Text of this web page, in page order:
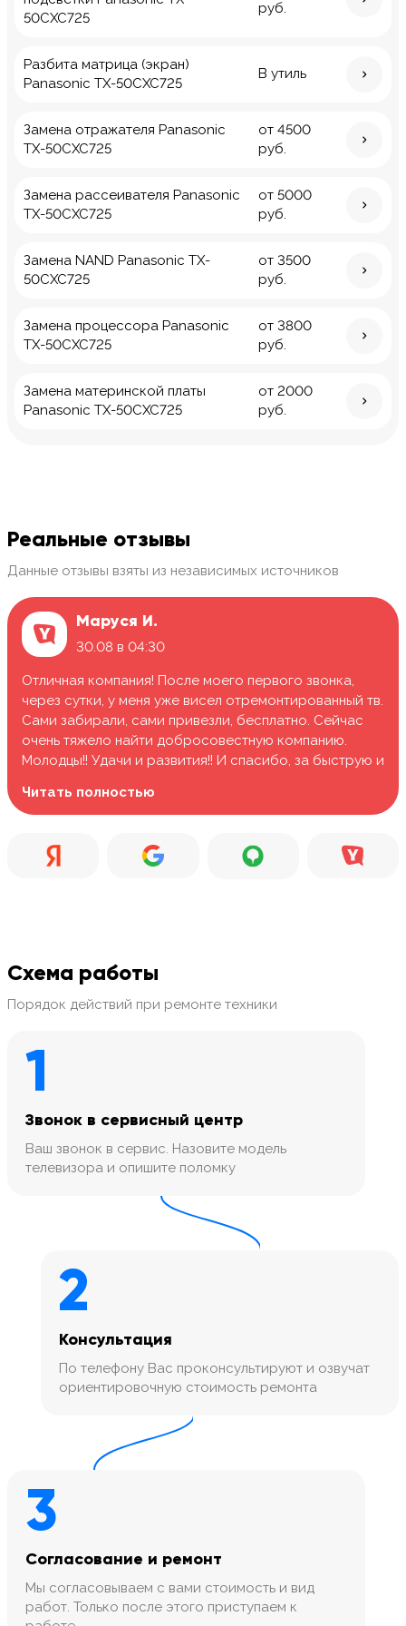
50CXC725
руб.
Разбита матрица (экран)
Panasonic TX-50CXC725
В утиль
Замена отражателя Panasonic
TX-50CXC725
от 4500
руб.
Замена рассеивателя Panasonic
TX-50CXC725
от 5000
руб.
Замена NAND Panasonic TX-
50CXC725
от 3500
руб.
Замена процессора Panasonic
TX-50CXC725
от 3800
руб.
Замена материнской платы
Panasonic TX-50CXC725
от 2000
руб.
Реальные отзывы
Данные отзывы взяты из независимых источников
Маруся И.
30.08 в 04:30
Отличная компания! После моего первого звонка,
через сутки, у меня уже висел отремонтированный тв.
Сами забирали, сами привезли, бесплатно. Сейчас
очень тяжело найти добросовестную компанию.
Молодцы!! Удачи и развития!! И спасибо, за быструю и
Читать полностью
Схема работы
Порядок действий при ремонте техники
1
Звонок в сервисный центр
Ваш звонок в сервис. Назовите модель
телевизора и опишите поломку
2
Консультация
По телефону Вас проконсультируют и озвучат
ориентировочную стоимость ремонта
3
Согласование и ремонт
Мы согласовываем с вами стоимость и вид
работ. Только после этого приступаем к